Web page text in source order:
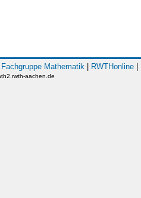
Fachgruppe Mathematik RWTHonline
aachen.de